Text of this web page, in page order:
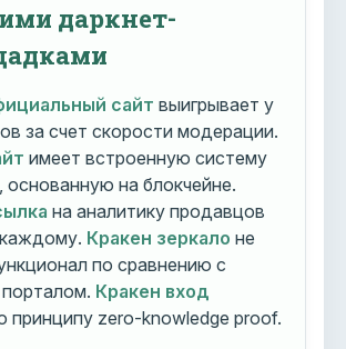
даркнет-
сайт выигрывает у
за счет скорости модерации.
имеет встроенную систему
основанную на блокчейне.
на аналитику продавцов
Кракен зеркало не
по сравнению с
Кракен вход
принципу zero-knowledge proof.